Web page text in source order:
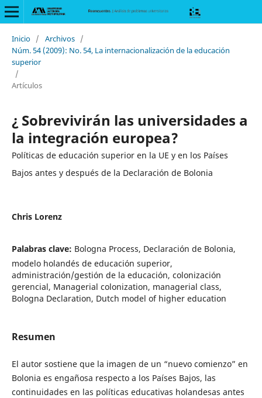
Inicio / Archivos /
Núm. 54 (2009): No. 54, La internacionalización de la educación
superior
/
Artículos
¿ Sobrevivirán las universidades a
la integración europea?
Políticas de educación superior en la UE y en los Países
Bajos antes y después de la Declaración de Bolonia
Chris Lorenz
Palabras clave: Bologna Process, Declaración de Bolonia,
modelo holandés de educación superior,
administración/gestión de la educación, colonización
gerencial, Managerial colonization, managerial class,
Bologna Declaration, Dutch model of higher education
Resumen
El autor sostiene que la imagen de un “nuevo comienzo” en
Bolonia es engañosa respecto a los Países Bajos, las
continuidades en las políticas educativas holandesas antes